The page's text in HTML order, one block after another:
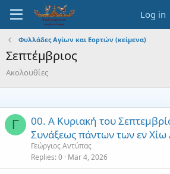
Log in
Φυλλάδες Αγίων και Εορτών (κείμενα)
Σεπτέμβριος
Ακολουθίες
Γ
00. Α Κυριακή του
Συνάξεως πάντων των εν Χίω
Γεώργιος Αντύπας
Replies 0 Mar 4, 2026